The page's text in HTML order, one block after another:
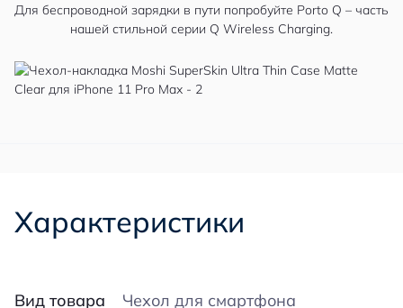
Для беспроводной зарядки в пути попробуйте Porto Q – часть
нашей стильной серии Q Wireless Charging.
Характеристики
Вид товара Чехол для смартфона